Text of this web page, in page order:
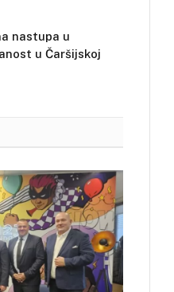
nastupa u
u Čaršijskoj